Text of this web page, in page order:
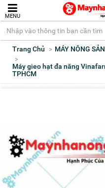
MENU
Trang Chủ MÁY NÔNG SẢN
Máy gieo hạt đa năng Vinafarm VNGH-988 chất lượng tại
TPHCM